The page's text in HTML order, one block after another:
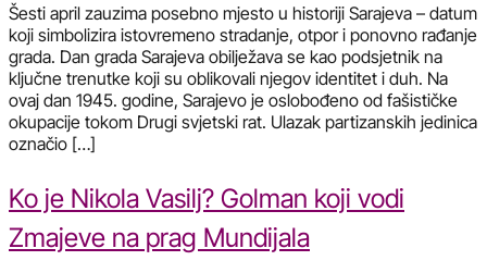
Šesti april zauzima posebno mjesto u historiji Sarajeva – datum
koji simbolizira istovremeno stradanje, otpor i ponovno rađanje
grada. Dan grada Sarajeva obilježava se kao podsjetnik na
ključne trenutke koji su oblikovali njegov identitet i duh. Na
ovaj dan 1945. godine, Sarajevo je oslobođeno od fašističke
okupacije tokom Drugi svjetski rat. Ulazak partizanskih jedinica
označio […]
Ko je Nikola Vasilj? Golman koji vodi
Zmajeve na prag Mundijala